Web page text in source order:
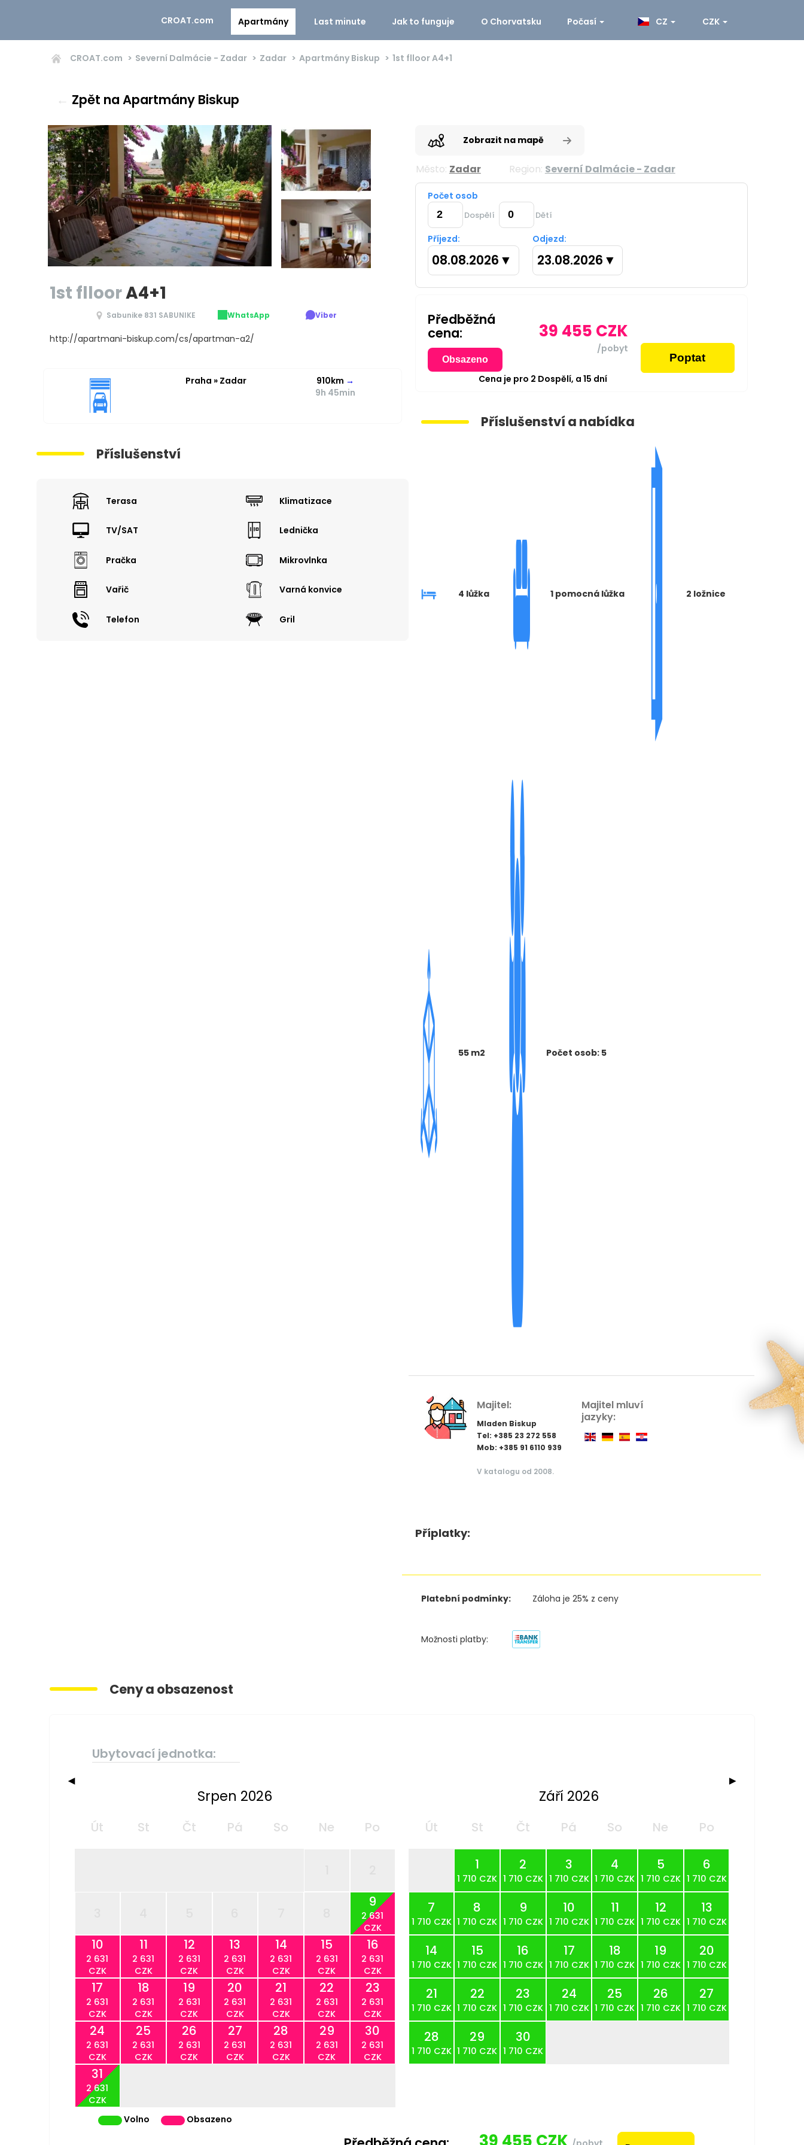
CROAT.com Apartmány Last minute Jak to funguje O Chorvatsku Počasí CZ CZK
CROAT.com Severní Dalmácie - Zadar Zadar Apartmány Biskup 1st flloorA4+1
← Zpět na Apartmány Biskup
1st flloorA4+1
Sabunike 831 SABUNIKE WhatsApp Viber
http://apartmani-biskup.com/cs/apartman-a2/
Praha » Zadar 910km →
9h 45min
Příslušenství
Terasa Klimatizace
TV/SAT Lednička
Pračka Mikrovlnka
Vařič Varná konvice
Telefon Gril
Zobrazit na mapě
Město: Zadar Region: Severní Dalmácie - Zadar
Počet osob
Dospělí Dětí
Příjezd:
08.08.2026 ▼
Odjezd:
23.08.2026 ▼
Předběžná
cena:
Obsazeno
39 455 CZK
/pobyt
Poptat
Cena je pro 2 Dospělí, a15 dní
Příslušenství a nabídka
4 lůžka 1 pomocná lůžka 2 ložnice
55 m2 Počet osob: 5
Majitel:
Mladen Biskup
Tel: +385 23 272 558
Mob: +385 91 6110 939
V katalogu od 2008.
Majitel mluví
jazyky:
Příplatky:
Platební podmínky: Záloha je 25% z ceny
Možnosti platby:
Ceny a obsazenost
Ubytovací jednotka:
◀ ▶
Srpen 2026
Út St Čt Pá So Ne Po
9
2 631
CZK
10
2 631
CZK
11
2 631
CZK
12
2 631
CZK
13
2 631
CZK
14
2 631
CZK
15
2 631
CZK
16
2 631
CZK
17
2 631
CZK
18
2 631
CZK
19
2 631
CZK
20
2 631
CZK
21
2 631
CZK
22
2 631
CZK
23
2 631
CZK
24
2 631
CZK
25
2 631
CZK
26
2 631
CZK
27
2 631
CZK
28
2 631
CZK
29
2 631
CZK
30
2 631
CZK
31
2 631
CZK
Září 2026
Út St Čt Pá So Ne Po
1
1 710 CZK
2
1 710 CZK
3
1 710 CZK
4
1 710 CZK
5
1 710 CZK
6
1 710 CZK
7
1 710 CZK
8
1 710 CZK
9
1 710 CZK
10
1 710 CZK
11
1 710 CZK
12
1 710 CZK
13
1 710 CZK
14
1 710 CZK
15
1 710 CZK
16
1 710 CZK
17
1 710 CZK
18
1 710 CZK
19
1 710 CZK
20
1 710 CZK
21
1 710 CZK
22
1 710 CZK
23
1 710 CZK
24
1 710 CZK
25
1 710 CZK
26
1 710 CZK
27
1 710 CZK
28
1 710 CZK
29
1 710 CZK
30
1 710 CZK
Volno Obsazeno